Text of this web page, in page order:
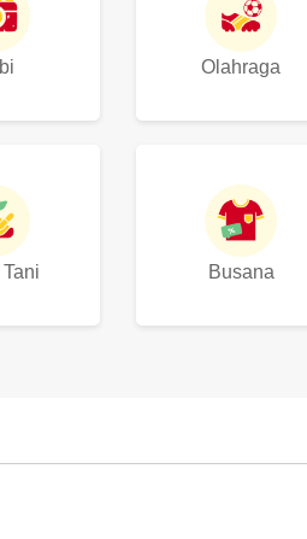
Olahraga
Busana